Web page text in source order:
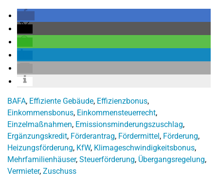
BAFA, Effiziente Gebäude, Effizienzbonus,
Einkommensbonus, Einkommensteuerrecht,
Einzelmaßnahmen, Emissionsminderungszuschlag,
Ergänzungskredit, Förderantrag, Fördermittel, Förderung,
Heizungsförderung, KfW, Klimageschwindigkeitsbonus,
Mehrfamilienhäuser, Steuerförderung, Übergangsregelung,
Vermieter, Zuschuss